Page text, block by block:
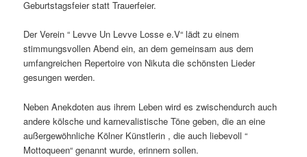
Geburtstagsfeier statt Trauerfeier.
Der Verein “ Levve Un Levve Losse e.V“ lädt zu einem
stimmungsvollen Abend ein, an dem gemeinsam aus dem
umfangreichen Repertoire von Nikuta die schönsten Lieder
gesungen werden.
Neben Anekdoten aus ihrem Leben wird es zwischendurch auch
andere kölsche und karnevalistische Töne geben, die an eine
außergewöhnliche Kölner Künstlerin , die auch liebevoll “
Mottoqueen“ genannt wurde, erinnern sollen.